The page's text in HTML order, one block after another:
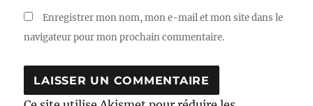
Enregistrer mon nom, mon e-mail et mon site dans le
navigateur pour mon prochain commentaire.